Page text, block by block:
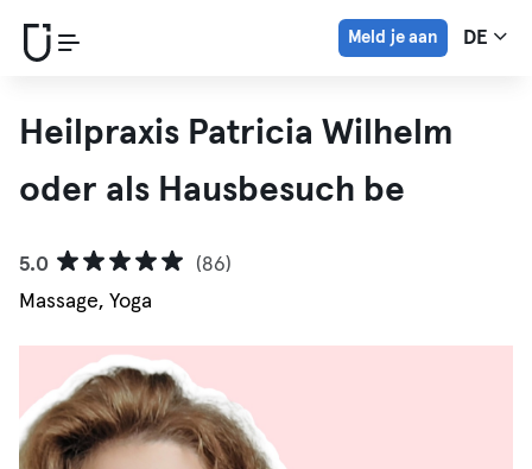
Meld je aan DE
Heilpraxis Patricia Wilhelm
oder als Hausbesuch be
5.0
(86)
Massage, Yoga